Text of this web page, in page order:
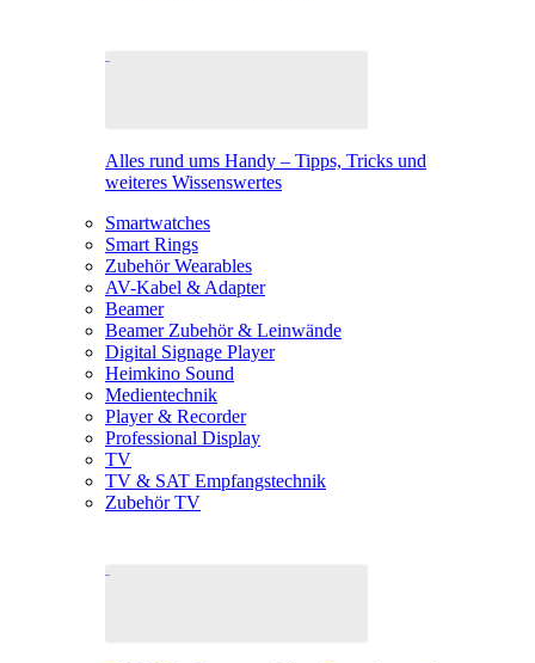
Alles rund ums Handy – Tipps, Tricks und
weiteres Wissenswertes
Smartwatches
Smart Rings
Zubehör Wearables
AV-Kabel & Adapter
Beamer
Beamer Zubehör & Leinwände
Digital Signage Player
Heimkino Sound
Medientechnik
Player & Recorder
Professional Display
TV
TV & SAT Empfangstechnik
Zubehör TV